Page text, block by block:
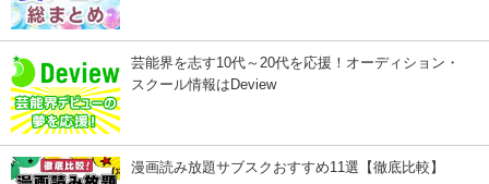
芸能界を志す10代～20代を応援！オーディション・
スクール情報はDeview
漫画読み放題サブスクおすすめ11選【徹底比較】